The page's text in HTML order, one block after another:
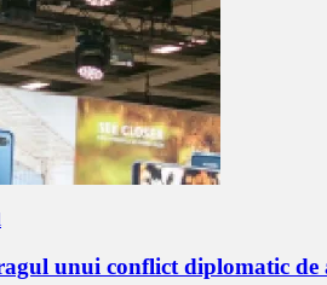
unui conflict diplomatic